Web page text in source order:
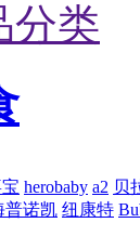
分类
herobaby a2 贝
普诺凯 纽康特